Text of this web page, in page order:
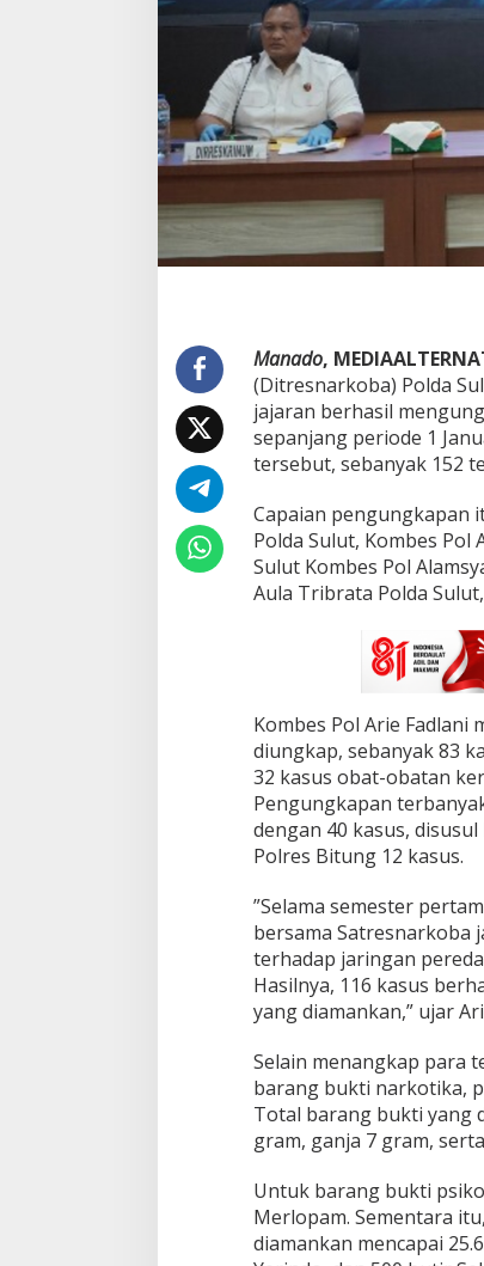
U
p
1
1
6
u
r
k
o
b
a
,
1
2
T
e
r
s
n
g
a
D
i
a
m
n
k
n
Manado,
(Ditresnarkoba) Polda
jajaran berhasil
sepanjang periode 1
tersebut, sebanyak 152
Capaian pengungkapan
Polda Sulut, Kombes Pol
Sulut Kombes Pol
Aula Tribrata Polda
‎Kombes Pol Arie Fadlani
diungkap, sebanyak 83
32 kasus obat-obatan
Pengungkapan
dengan 40 kasus,
Polres Bitung 12 kasus.
‎”Selama semester
bersama Satresnarkoba
terhadap jaringan
Hasilnya, 116 kasus
yang diamankan,” ujar
‎Selain menangkap para
barang bukti narkotika,
Total barang bukti yang
gram, ganja 7 gram,
Untuk barang bukti
Merlopam. Sementara
diamankan mencapai